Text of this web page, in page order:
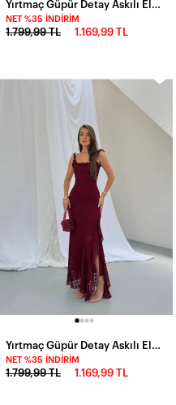
NET %35 İNDIRIM
1.799,99 TL 1.169,99 TL
NET %35 İNDIRIM
1.799,99 TL 1.169,99 TL